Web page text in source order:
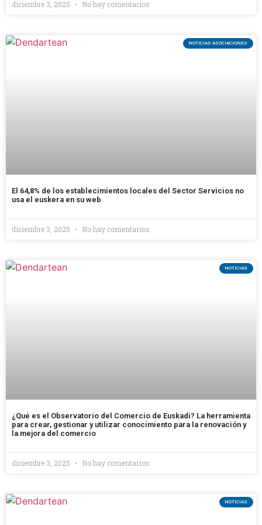
diciembre 3, 2025 No hay comentarios
NOTICIAS ASOCIACIONES
El 64,8% de los establecimientos locales del Sector Servicios no
usa el euskera en su web
diciembre 3, 2025 No hay comentarios
NOTICIAS
¿Qué es el Observatorio del Comercio de Euskadi? La herramienta
para crear, gestionar y utilizar conocimiento para la renovación y
la mejora del comercio
diciembre 3, 2025 No hay comentarios
NOTICIAS